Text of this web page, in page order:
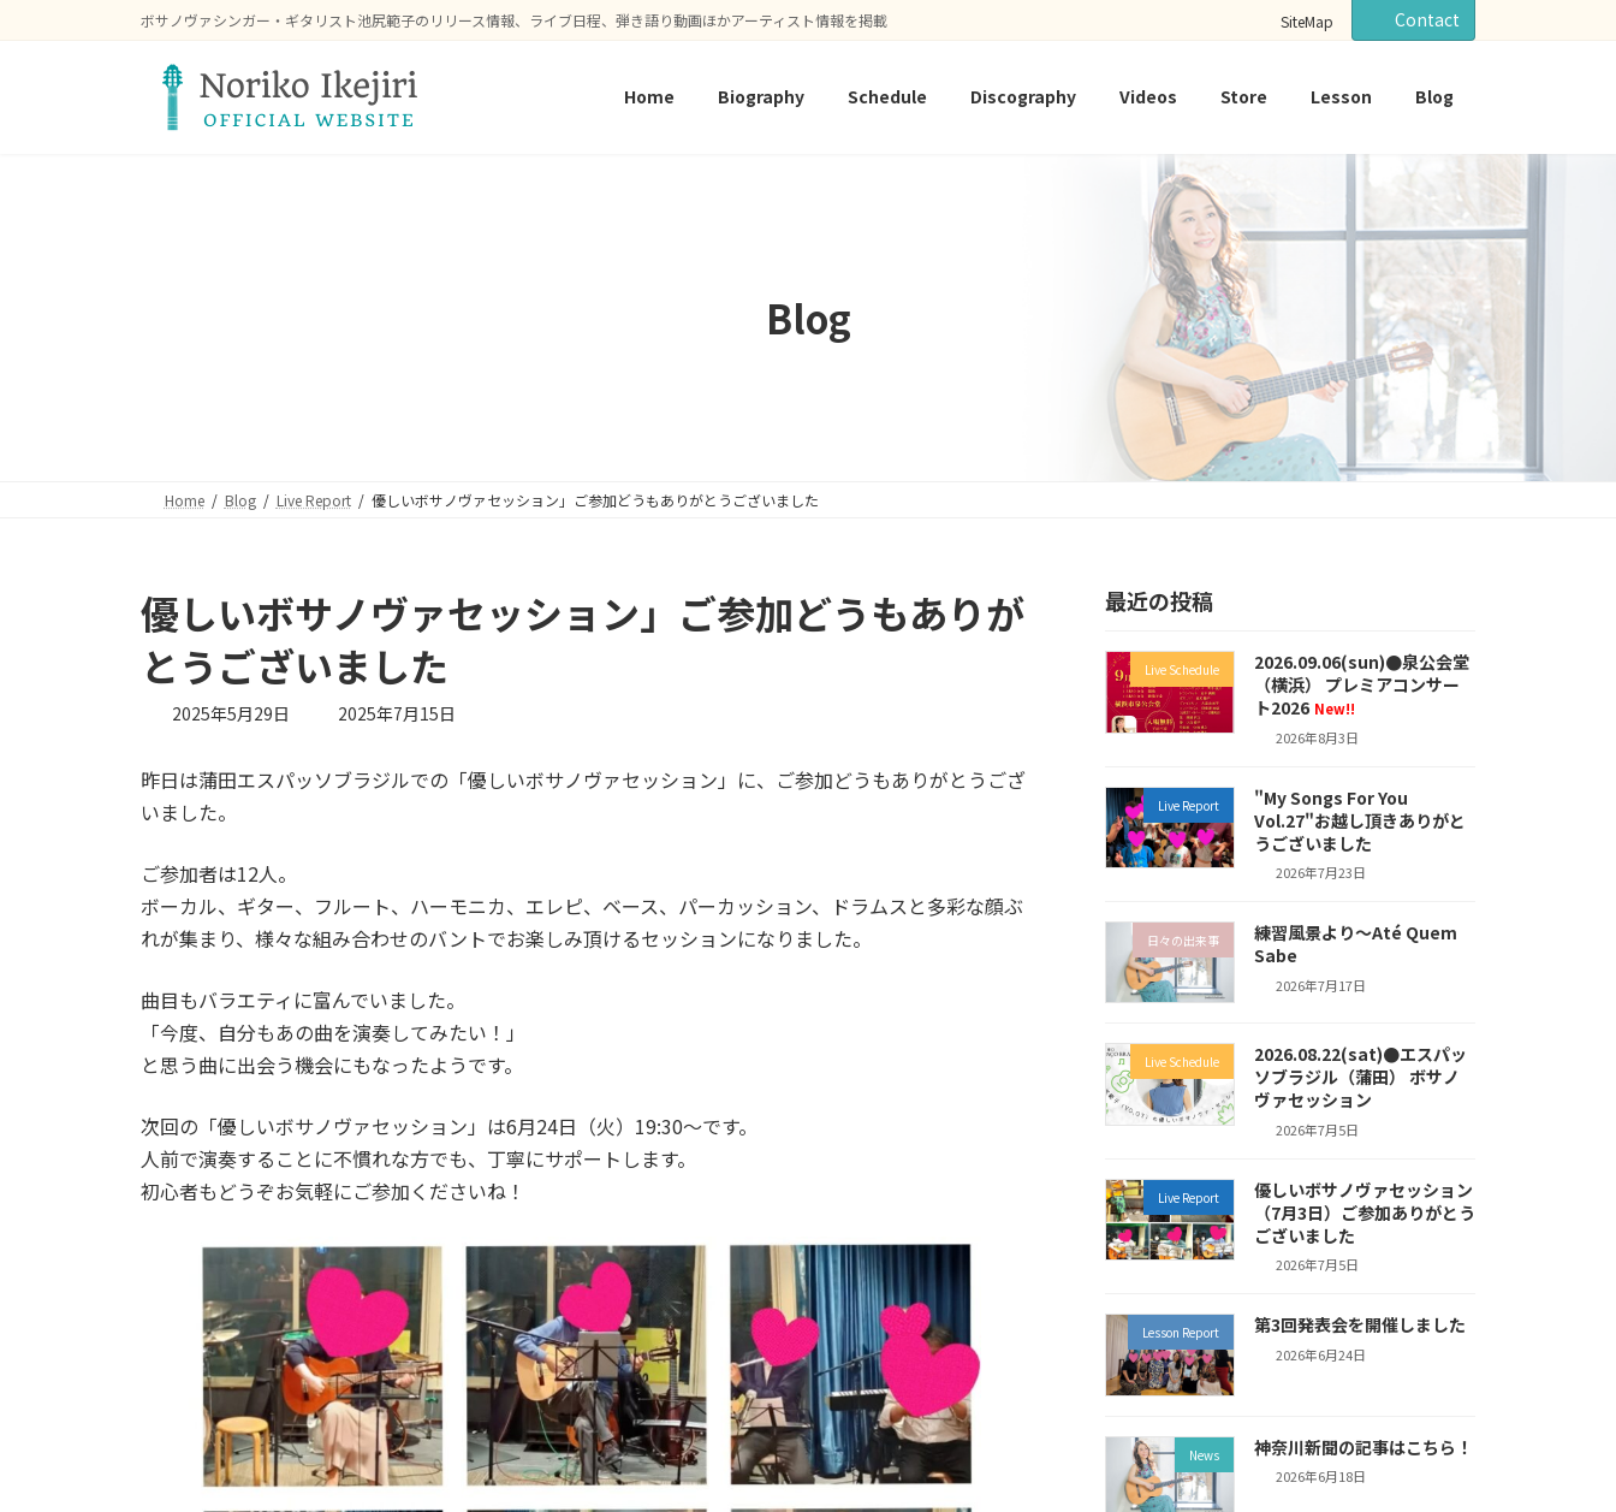
ン
ビ
ボサノヴァシンガー・ギタリスト池尻範子のリリース情報、ライブ日程、弾き語り動画ほかアーティスト情報を掲載 SiteMap Contact
Home Biography Schedule Discography Videos Store Lesson Blog
Blog
Home Blog Live Report 優しいボサノヴァセッション」ご参加どうもありがとうございました
優しいボサノヴァセッション」ご参加どうもありが
とうございました
2025年5月29日
最
新
2025年7月15日
昨日は蒲田エスパッソブラジルでの「優しいボサノヴァセッション」に、ご参加どうもありがとうござ
いました。
ご参加者は12人。
ボーカル、ギター、フルート、ハーモニカ、エレピ、ベース、パーカッション、ドラムスと多彩な顔ぶ
れが集まり、様々な組み合わせのバントでお楽しみ頂けるセッションになりました。
曲目もバラエティに富んでいました。
「今度、自分もあの曲を演奏してみたい！」
と思う曲に出会う機会にもなったようです。
次回の「優しいボサノヴァセッション」は6月24日（火）19:30～です。
人前で演奏することに不慣れな方でも、丁寧にサポートします。
初心者もどうぞお気軽にご参加くださいね！
最近の投稿
Live Schedule
2026.09.06(sun)●泉公会堂
（横浜） プレミアコンサー
ト2026 New!!
2026年8月3日
Live Report
"My Songs For You
Vol.27"お越し頂きありがと
うございました
2026年7月23日
日々の出来事
練習風景より～Até Quem
Sabe
2026年7月17日
Live Schedule
2026.08.22(sat)●エスパッ
ソブラジル（蒲田） ボサノ
ヴァセッション
2026年7月5日
Live Report
優しいボサノヴァセッション
（7月3日）ご参加ありがとう
ございました
2026年7月5日
Lesson Report 第3回発表会を開催しました
2026年6月24日
News 神奈川新聞の記事はこちら！
2026年6月18日